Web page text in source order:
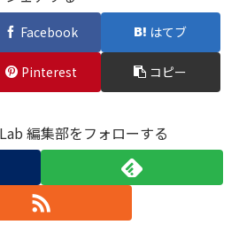
Facebook はてブ
Pinterest コピー
編集部をフォローする